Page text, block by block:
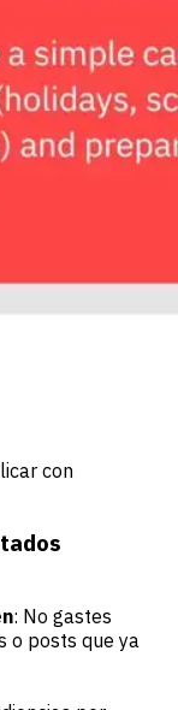
con
: No gastes
o posts que ya